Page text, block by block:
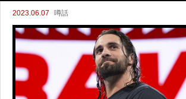
2023.06.07 噂話